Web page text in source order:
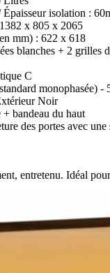
isolation :
x 805 x 2065
mm) : 622 x 618
blanches + 2 grilles
C
monophasée) -
Noir
bandeau du haut
des portes avec une
entretenu. Idéal